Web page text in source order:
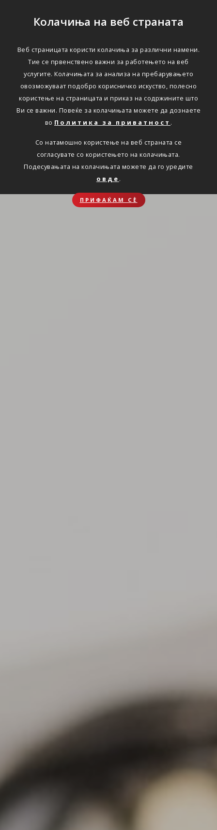
Колачиња на веб страната
Веб страницата користи колачиња за различни намени.
Тие се првенствено важни за работењето на веб
услугите. Колачињата за анализа на пребарувањето
овозможуваат подобро корисничко искуство, полесно
користење на страницата и приказ на содржините што
Ви се важни. Повеќе за колачињата можете да дознаете
во Политика за приватност .
Со натамошно користење на веб страната се
согласувате со користењето на колачињата.
Подесувањата на колачињата можете да го уредите
овде .
ПРИФАЌАМ СЀ